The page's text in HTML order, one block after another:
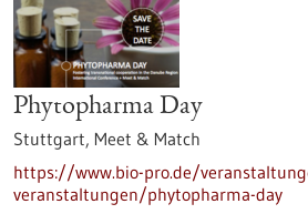
Phytopharma Day
Stuttgart, Meet & Match
https://www.bio-pro.de/
veranstaltungen/phytopharma-day